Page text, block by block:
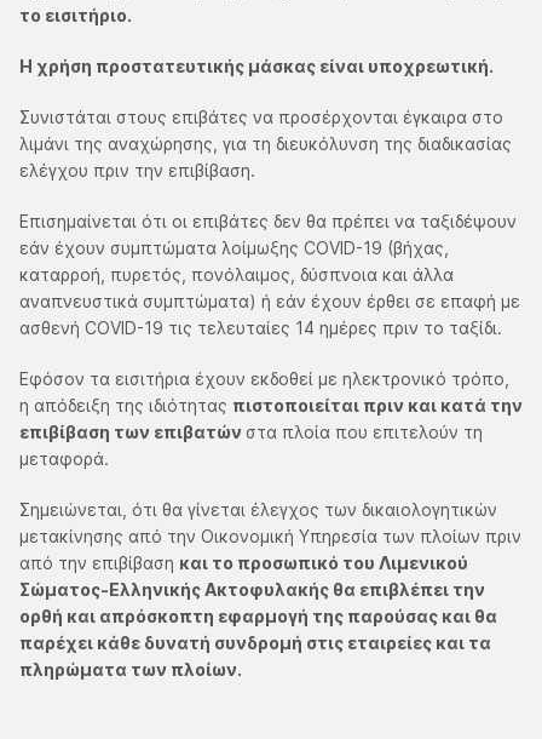
το εισιτήριο.
Η χρήση προστατευτικής μάσκας είναι υποχρεωτική.
Συνιστάται στους επιβάτες να προσέρχονται έγκαιρα στο
λιμάνι της αναχώρησης, για τη διευκόλυνση της διαδικασίας
ελέγχου πριν την επιβίβαση.
Επισημαίνεται ότι οι επιβάτες δεν θα πρέπει να ταξιδέψουν
εάν έχουν συμπτώματα λοίμωξης COVID-19 (βήχας,
καταρροή, πυρετός, πονόλαιμος, δύσπνοια και άλλα
αναπνευστικά συμπτώματα) ή εάν έχουν έρθει σε επαφή με
ασθενή COVID-19 τις τελευταίες 14 ημέρες πριν το ταξίδι.
Εφόσον τα εισιτήρια έχουν εκδοθεί με ηλεκτρονικό τρόπο,
η απόδειξη της ιδιότητας πιστοποιείται πριν και κατά την
επιβίβαση των επιβατών στα πλοία που επιτελούν τη
μεταφορά.
Σημειώνεται, ότι θα γίνεται έλεγχος των δικαιολογητικών
μετακίνησης από την Οικονομική Υπηρεσία των πλοίων πριν
από την επιβίβαση και το προσωπικό του Λιμενικού
Σώματος-Ελληνικής Ακτοφυλακής θα επιβλέπει την
ορθή και απρόσκοπτη εφαρμογή της παρούσας και θα
παρέχει κάθε δυνατή συνδρομή στις εταιρείες και τα
πληρώματα των πλοίων.